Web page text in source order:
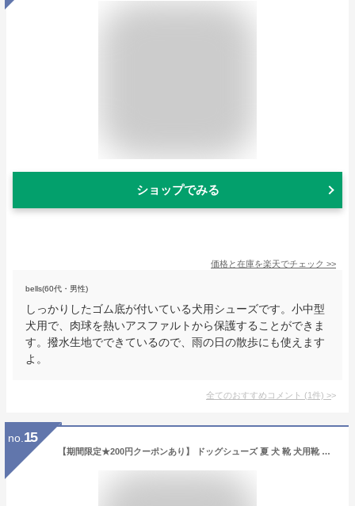
ショップでみる
価格と在庫を楽天でチェック >>
bells(60代・男性)
しっかりしたゴム底が付いている犬用シューズです。小中型
犬用で、肉球を熱いアスファルトから保護することができま
す。撥水生地でできているので、雨の日の散歩にも使えます
よ。
全てのおすすめコメント (1件) >
no. 15
【期間限定★200円クーポンあり】 ドッグシューズ 夏 犬 靴 犬用靴 犬の靴 散歩 犬 くつ 犬用ブーツ ペット用品 犬 汚れ防止 防水 柔らかい ケガ防止 保護シューズ ペットグッズ 犬 滑り止め ペット用品 メッシュ 怪我 介護 靴 履かせやすい 4個セット 送料無料